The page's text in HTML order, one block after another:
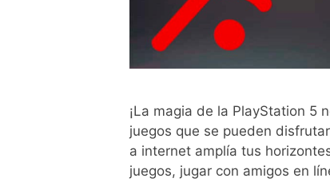
¡La magia de la PlayStation 5
juegos que se pueden
a internet amplía tus
juegos, jugar con amigos en